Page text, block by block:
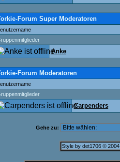
Forum Super Moderatoren
Anke
Forum Moderatoren
Carpenders
Gehe zu:
Style by det1706 © 2004